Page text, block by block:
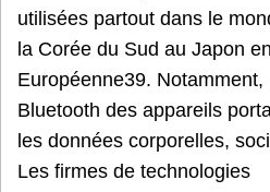
utilisées partout dans le
la Corée du Sud au Japon
Européenne39.
Bluetooth des appareils
les données corporelles,
Les firmes de technologies